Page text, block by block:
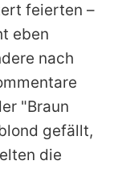
feierten –
eben
nach
"Braun
gefällt,
die